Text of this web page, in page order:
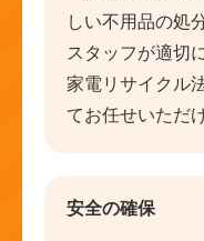
しい不用品の処
スタッフが適切
家電リサイクル
てお任せいただ
安全の確保